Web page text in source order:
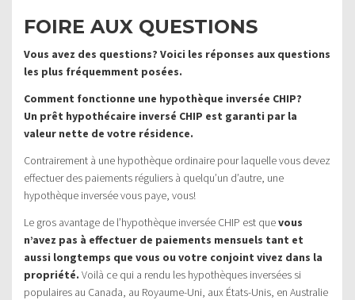
FOIRE AUX QUESTIONS
Vous avez des questions? Voici les réponses aux questions
les plus fréquemment posées.
Comment fonctionne une hypothèque inversée CHIP?
Un prêt hypothécaire inversé CHIP est garanti par la
valeur nette de votre résidence.
Contrairement à une hypothèque ordinaire pour laquelle vous devez
effectuer des paiements réguliers à quelqu’un d’autre, une
hypothèque inversée vous paye, vous!
Le gros avantage de l’hypothèque inversée CHIP est quevous
n’avez pas à effectuer de paiements mensuels tant et
aussi longtemps que vous ou votre conjoint vivez dans la
propriété. Voilà ce qui a rendu les hypothèques inversées si
populaires au Canada, au Royaume-Uni, aux États-Unis, en Australie